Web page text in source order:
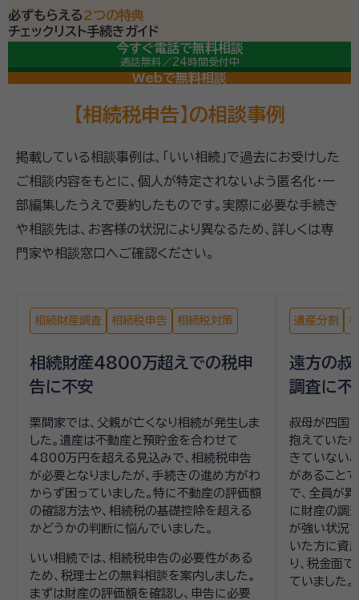
必ずもらえる2つの特典
チェックリスト手続きガイド
今すぐ電話で無料相談
通話無料／24時間受付中
専門相談員が常駐（平日9-19時/土日祝9-18時）
Webで無料相談
【相続税申告】の相談事例
掲載している相談事例は、「いい相続」で過去にお受けした
ご相談内容をもとに、個人が特定されないよう匿名化・一
部編集したうえで要約したものです。実際に必要な手続き
や相談先は、お客様の状況により異なるため、詳しくは専
門家や相談窓口へご確認ください。
相続財産調査 相続税申告 相続税対策
相続財産4800万超えでの税申
告に不安
栗間家では、父親が亡くなり相続が発生しま
した。遺産は不動産と預貯金を合わせて
4800万円を超える見込みで、相続税申告
が必要となりましたが、手続きの進め方がわ
からず困っていました。特に不動産の評価額
の確認方法や、相続税の基礎控除を超える
かどうかの判断に悩んでいました。
いい相続では、相続税申告の必要性がある
ため、税理士との無料相談を案内しました。
まずは財産の評価額を確認し、申告に必要
遺産分割
遠方の叔
調査に不
叔母が四国
抱えていた
きていない
があること
で、全員が
に財産の調
が強い状況
いた方に資
り、税金面
ていました。